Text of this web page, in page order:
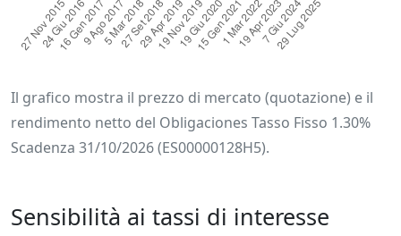
Il grafico mostra il prezzo di mercato (quotazione) e il
rendimento netto del Obligaciones Tasso Fisso 1.30%
Scadenza 31/10/2026 (ES00000128H5).
Sensibilità ai tassi di interesse